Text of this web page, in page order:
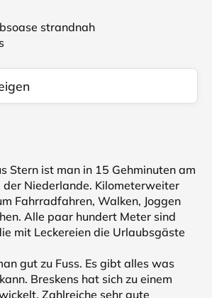
strandnah
Stern ist man in 15 Gehminuten am
der Niederlande. Kilometerweiter
Fahrradfahren, Walken, Joggen
Alle paar hundert Meter sind
mit Leckereien die Urlaubsgäste
gut zu Fuss. Es gibt alles was
Breskens hat sich zu einem
Zahlreiche sehr gute